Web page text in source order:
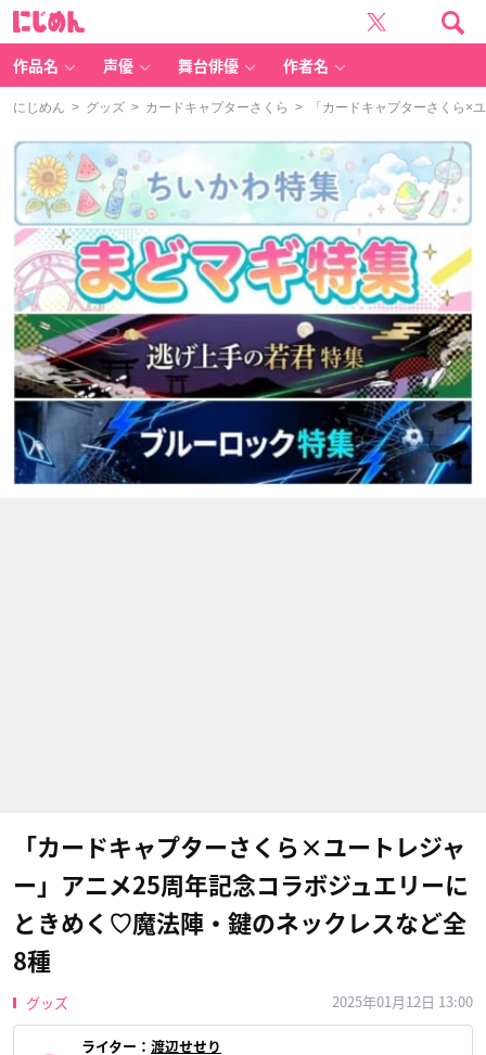
作品名 声優 舞台俳優 作者名
にじめん > グッズ > カードキャプターさくら > 「カードキャプターさくら×
「カードキャプターさくら×ユートレジャ
ー」アニメ25周年記念コラボジュエリーに
ときめく♡魔法陣・鍵のネックレスなど全
8種
グッズ 2025年01月12日 13:00
ライター： 渡辺せせり